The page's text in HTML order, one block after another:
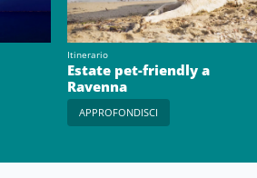
Itinerario
Estate pet-friendly a
Ravenna
APPROFONDISCI